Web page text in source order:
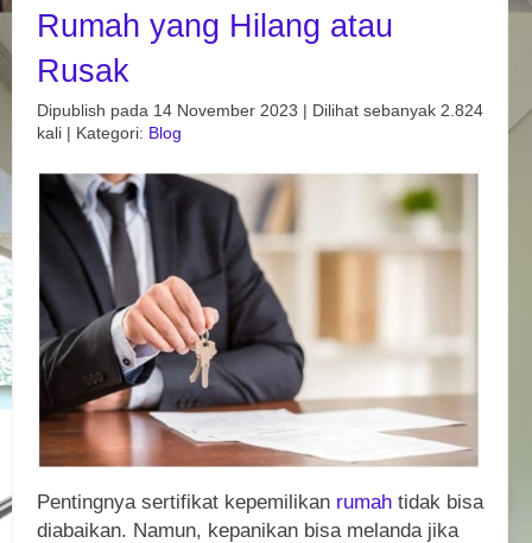
Rumah yang Hilang atau
Rusak
Dipublish pada 14 November 2023 | Dilihat sebanyak 2.824
kali | Kategori: Blog
Pentingnya sertifikat kepemilikan rumah tidak bisa
diabaikan. Namun, kepanikan bisa melanda jika